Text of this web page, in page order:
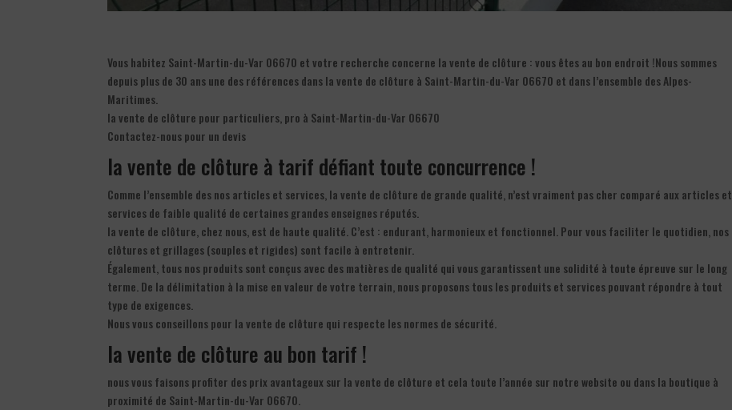
Vous habitez Saint-Martin-du-Var 06670 et votre recherche concerne la vente de clôture : vous êtes au bon endroit !Nous sommes
depuis plus de 30 ans une des références dans la vente de clôture à Saint-Martin-du-Var 06670 et dans l’ensemble des Alpes-
Maritimes.
la vente de clôture pour particuliers, pro à Saint-Martin-du-Var 06670
Contactez-nous pour un devis
la vente de clôture à tarif défiant toute concurrence !
Comme l’ensemble des nos articles et services, la vente de clôture de grande qualité, n’est vraiment pas cher comparé aux articles et
services de faible qualité de certaines grandes enseignes réputés.
la vente de clôture, chez nous, est de haute qualité. C’est : endurant, harmonieux et fonctionnel. Pour vous faciliter le quotidien, nos
clôtures et grillages (souples et rigides) sont facile à entretenir.
Également, tous nos produits sont conçus avec des matières de qualité qui vous garantissent une solidité à toute épreuve sur le long
terme. De la délimitation à la mise en valeur de votre terrain, nous proposons tous les produits et services pouvant répondre à tout
type de exigences.
Nous vous conseillons pour la vente de clôture qui respecte les normes de sécurité.
la vente de clôture au bon tarif !
nous vous faisons profiter des prix avantageux sur la vente de clôture et cela toute l’année sur notre website ou dans la boutique à
proximité de Saint-Martin-du-Var 06670.